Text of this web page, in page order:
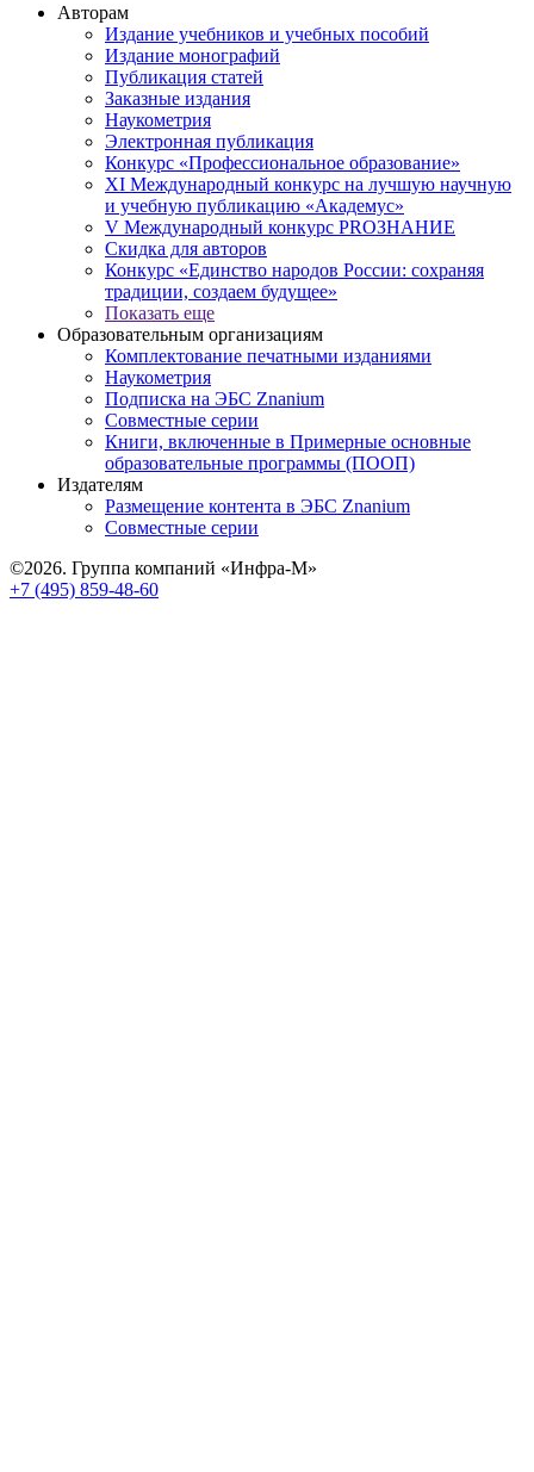
Авторам
Издание учебников и учебных пособий
Издание монографий
Публикация статей
Заказные издания
Наукометрия
Электронная публикация
Конкурс «Профессиональное образование»
XI Международный конкурс на лучшую научную
и учебную публикацию «Академус»
V Международный конкурс PROЗНАНИЕ
Скидка для авторов
Конкурс «Единство народов России: сохраняя
традиции, создаем будущее»
Показать еще
Образовательным организациям
Комплектование печатными изданиями
Наукометрия
Подписка на ЭБС Znanium
Совместные серии
Книги, включенные в Примерные основные
образовательные программы (ПООП)
Издателям
Размещение контента в ЭБС Znanium
Совместные серии
©2026. Группа компаний «Инфра-М»
+7 (495) 859-48-60